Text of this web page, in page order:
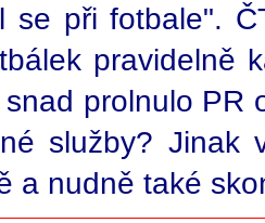
se při fotbale".
pravidelně
prolnulo PR
služby? Jinak
a nudně také